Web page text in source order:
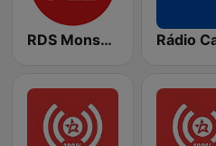
RDS Monsanto Rádio